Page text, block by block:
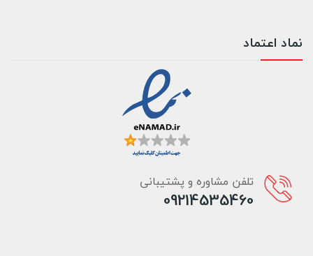
نماد اعتماد
تلفن مشاوره و پشتیبانی
09214535460